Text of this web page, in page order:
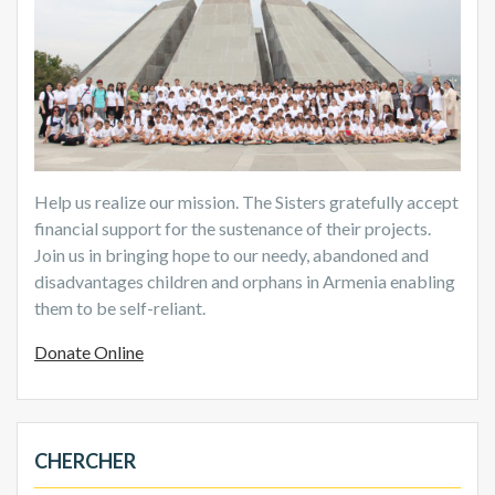
Help us realize our mission. The Sisters gratefully accept
financial support for the sustenance of their projects.
Join us in bringing hope to our needy, abandoned and
disadvantages children and orphans in Armenia enabling
them to be self-reliant.
Donate Online
CHERCHER